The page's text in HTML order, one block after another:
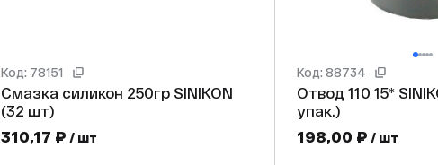
Код: 78151
Смазка силикон 250гр SINIKON
(32 шт)
310,17 ₽ / шт
Код: 88734
Отвод 110 15* SINIKON (20 шт./
упак.)
198,00 ₽ / шт